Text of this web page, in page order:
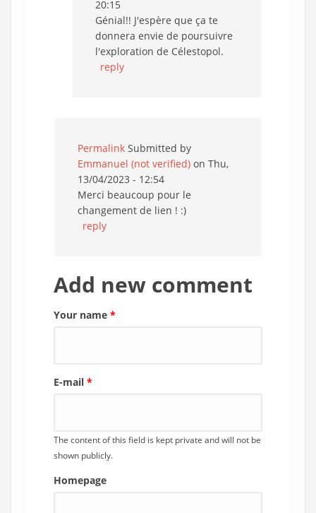
20:15
Génial!! J'espère que ça te
donnera envie de poursuivre
l'exploration de Célestopol.
reply
Permalink Submitted by
Emmanuel (not verified) on Thu,
13/04/2023 - 12:54
Merci beaucoup pour le
changement de lien ! :)
reply
Add new comment
Your name *
E-mail *
The content of this field is kept private and will not be
shown publicly.
Homepage